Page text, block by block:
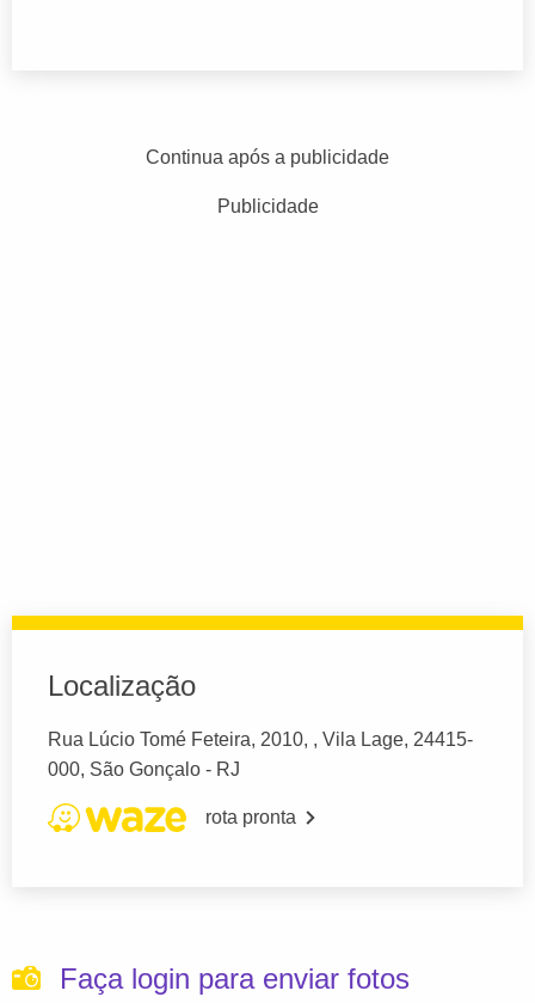
Continua após a publicidade
Publicidade
Localização
Rua Lúcio Tomé Feteira, 2010, , Vila Lage, 24415-
000, São Gonçalo - RJ
rota pronta
Faça login para enviar fotos